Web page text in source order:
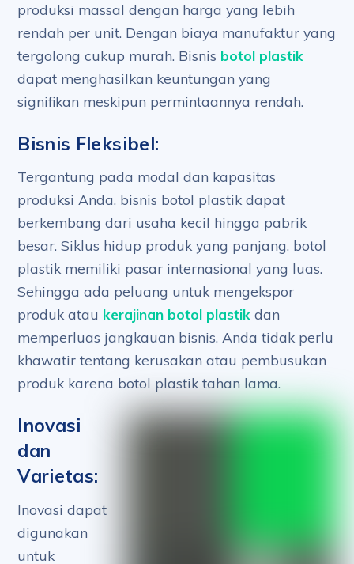
produksi massal dengan harga yang lebih
rendah per unit. Dengan biaya manufaktur yang
tergolong cukup murah. Bisnis botol plastik
dapat menghasilkan keuntungan yang
signifikan meskipun permintaannya rendah.
Bisnis Fleksibel:
Tergantung pada modal dan kapasitas
produksi Anda, bisnis botol plastik dapat
berkembang dari usaha kecil hingga pabrik
besar. Siklus hidup produk yang panjang, botol
plastik memiliki pasar internasional yang luas.
Sehingga ada peluang untuk mengekspor
produk atau kerajinan botol plastik dan
memperluas jangkauan bisnis. Anda tidak perlu
khawatir tentang kerusakan atau pembusukan
produk karena botol plastik tahan lama.
Inovasi
dan
Varietas:
Inovasi dapat
digunakan
untuk